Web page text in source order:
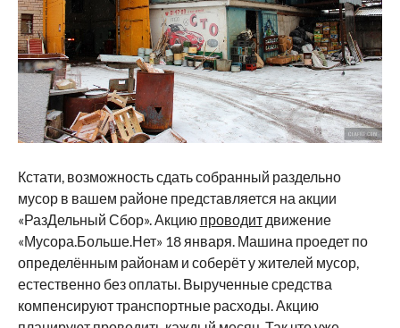
Кстати, возможность сдать собранный раздельно
мусор в вашем районе представляется на акции
«РазДельный Сбор». Акцию проводитдвижение
«Мусора.Больше.Нет» 18 января. Машина проедет по
определённым районам и соберёт у жителей мусор,
естественно без оплаты. Вырученные средства
компенсируют транспортные расходы. Акцию